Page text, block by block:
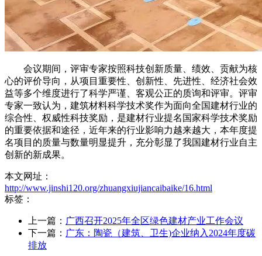
会议期间，评审专家按照科技创新质量、绩效、贡献为核
心的评价导向，从项目重要性、创新性、先进性、经济社会效
益等多个维度进行了科学严谨、客观公正的质询和评审。评审
专家一致认为，建筑材料科学技术奖作为面向全国建材行业的
综合性、权威性科技奖励，是建材行业提名国家科学技术奖励
的重要依据和途径，近年来的行业影响力越来越大，本年度提
名项目的质量与数量明显提升，充分彰显了我国建材行业自主
创新的新成果。
本文网址：
http://www.jinshi120.org/zhuangxiujiancaibaike/16.html
标签：
上一篇： 广西召开2025年全区绿色建材产业工作会议
下一篇： 广东：陶瓷（建筑、卫生)企业纳入2024年度碳
排放